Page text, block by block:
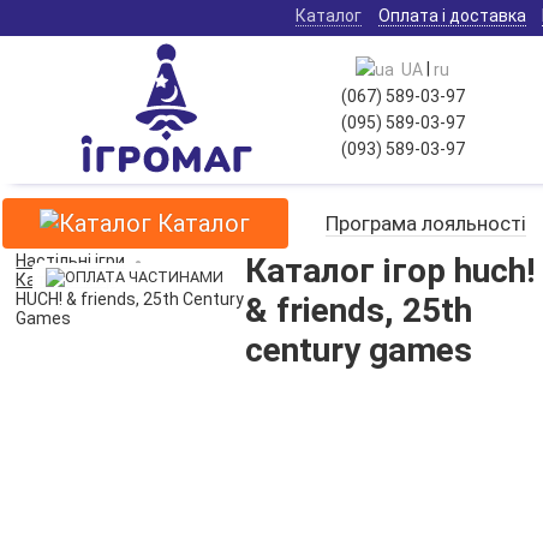
Каталог Оплата і доставка
UA
ru
(067) 589-03-97
(095) 589-03-97
(093) 589-03-97
Каталог Програма лояльності
Настільні ігри
Каталог ігор
HUCH! & friends, 25th Century
Games
Каталог ігор huch!
& friends, 25th
century games